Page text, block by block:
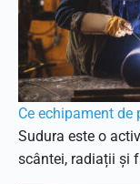
Ce echipament
Sudura este o
scântei, radiații și